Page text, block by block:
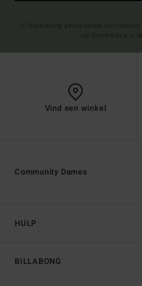
Vind een winkel
HULP
BILLABONG
Community Dames